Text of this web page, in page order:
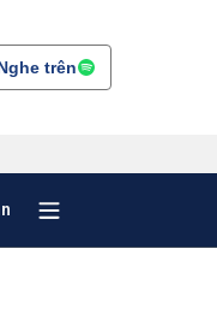
trên